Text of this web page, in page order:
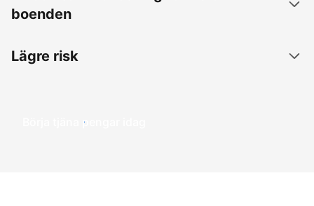
boenden
Lägre risk
Börja tjäna pengar idag